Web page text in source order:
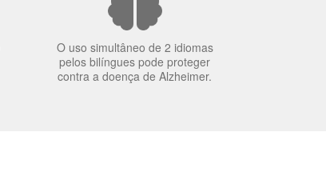
O uso simultâneo de 2 idiomas
pelos bilíngues pode proteger
contra a doença de Alzheimer.